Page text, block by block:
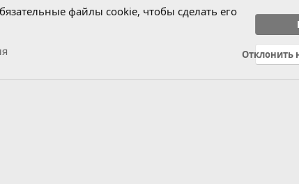
Политика
файлы cookie, чтобы сделать его
Отклонить